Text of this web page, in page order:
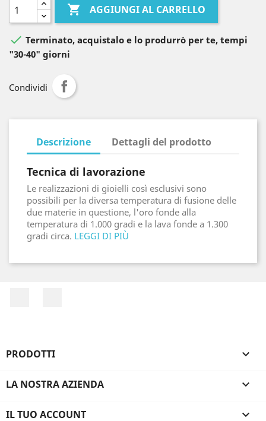
 AGGIUNGI AL CARRELLO
 Terminato, acquistalo e lo produrrò per te, tempi
"30-40" giorni
Condividi
Descrizione Dettagli del prodotto
Tecnica di lavorazione
Le realizzazioni di gioielli così esclusivi sono
possibili per la diversa temperatura di fusione delle
due materie in questione, l'oro fonde alla
temperatura di 1.000 gradi e la lava fonde a 1.300
gradi circa. LEGGI DI PIÙ
PRODOTTI 
LA NOSTRA AZIENDA 
IL TUO ACCOUNT 